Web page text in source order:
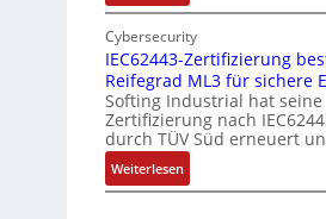
s
u
n
g
u
d
e
k
o
m
b
n
E
i
n
a
c
h
e
S
Cybersecurity
IEC62443-Zertifizierung
Reifegrad ML3 für sichere
Softing Industrial hat seine
Zertifizierung nach
durch TÜV Süd erneuert
Weiterlesen:
I